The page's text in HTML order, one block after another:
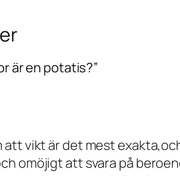
är en potatis?”
att vikt är det mest
omöjigt att svara på